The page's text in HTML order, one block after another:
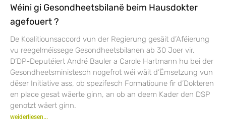
Wéini gi Gesondheetsbilanë beim Hausdokter
agefouert ?
De Koalitiounsaccord vun der Regierung gesäit d’Aféierung
vu reegelméissege Gesondheetsbilanen ab 30 Joer vir.
D’DP-Deputéiert André Bauler a Carole Hartmann hu bei der
Gesondheetsministesch nogefrot wéi wäit d’Ëmsetzung vun
dëser Initiative ass, ob spezifesch Formatioune fir d’Dokteren
en place gesat wäerte ginn, an ob an deem Kader den DSP
genotzt wäert ginn.
weiderliesen...